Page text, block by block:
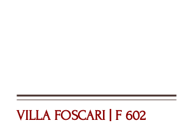
VILLA FOSCARI | F 602